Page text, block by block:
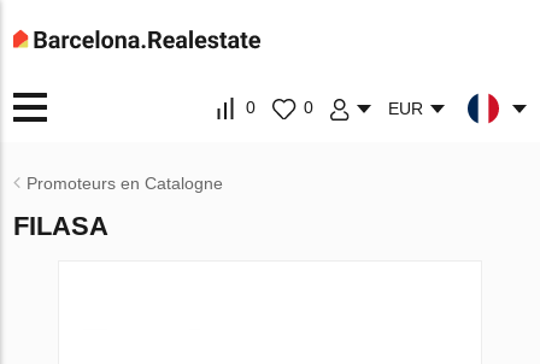
0 0 EUR
Promoteurs en Catalogne
FILASA